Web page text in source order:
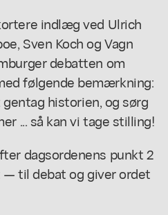
indlæg ved Ulrich
Sven Koch og Vagn
debatten om
følgende bemærkning:
historien, og sørg
... så kan vi tage stilling!
dagsordenens punkt 2
til debat og giver ordet